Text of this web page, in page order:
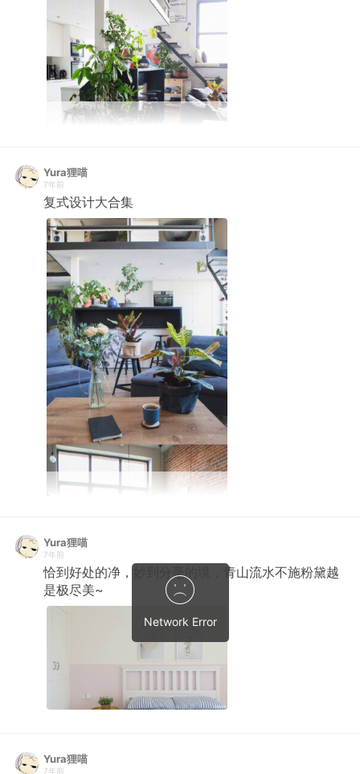
Yura狸喵
7年前
复式设计大合集 ​ ​​​​
Yura狸喵
7年前
恰到好处的净，妙到分毫的境，青山流水不施粉黛越
是极尽美~ ​​​​
Yura狸喵
7年前